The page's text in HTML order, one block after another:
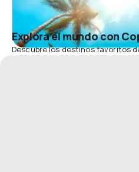
Explora el mundo con
Descubre los destinos favoritos